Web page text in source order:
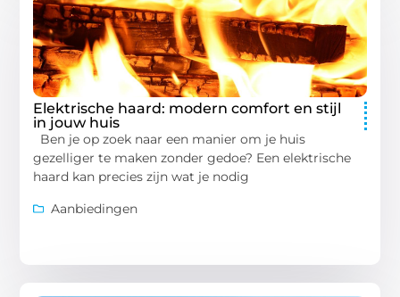
Elektrische haard: modern comfort en stijl
in jouw huis
Ben je op zoek naar een manier om je huis
gezelliger te maken zonder gedoe? Een elektrische
haard kan precies zijn wat je nodig
Aanbiedingen